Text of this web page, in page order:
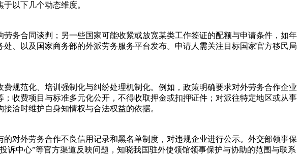
以下几个动态维度。
务合同谈判；另一些国家可能收紧或放宽某类工作签证的配额与申请条件，如年
、以及国家商务部的外派劳务服务平台发布。申请人需关注目标国家官方移民局
规范化、培训强制化与纠纷处理机制化。例如，政策明确要求对外劳务合作企业
收费项目与标准多元化公开，不得收取押金或扣押证件；对派往特定地区或从事
洽时维护自身知情权与合法权益的依据。
对外劳务合作不良信用记录和黑名单制度，对违规企业进行公示。外交部领事保
中心”等官方渠道反映问题，知晓我国驻外使领馆领事保护与协助的范围与联系